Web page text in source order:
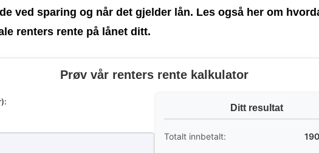
ved sparing og når det gjelder lån. Les også her om
renters rente på lånet ditt.
Prøv vår renters rente kalkulator
Ditt resultat
Totalt innbetalt: